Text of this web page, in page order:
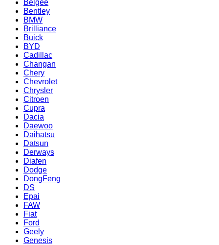
Belgee
Bentley
BMW
Brilliance
Buick
BYD
Cadillac
Changan
Chery
Chevrolet
Chrysler
Citroen
Cupra
Dacia
Daewoo
Daihatsu
Datsun
Derways
Diafen
Dodge
DongFeng
DS
Epai
FAW
Fiat
Ford
Geely
Genesis